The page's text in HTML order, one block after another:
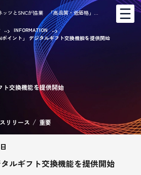
ッツとSNCが協業 「高品質・低価格」…
INFORMATION
ポイント」 デジタルギフト交換機能を提供開始
ト交換機能を提供開始
リリース 重要
タルギフト交換機能を提供開始